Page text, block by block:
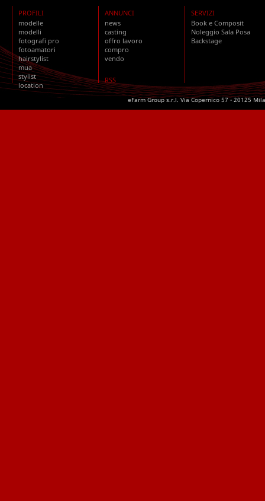
PROFILI
modelle
modelli
fotografi pro
fotoamatori
hairstylist
mua
stylist
location
ANNUNCI
news
casting
offro lavoro
compro
vendo
RSS
SERVIZI
Book e Composit
Noleggio Sala Posa
Backstage
eFarm Group s.r.l. Via Copernico 57 - 20125